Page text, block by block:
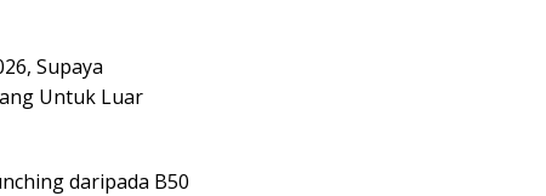
Supaya
Untuk Luar
daripada B50